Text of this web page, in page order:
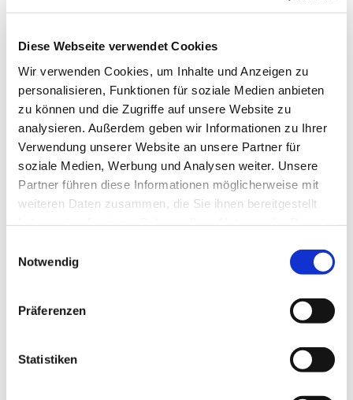
Diese Webseite verwendet Cookies
Wir verwenden Cookies, um Inhalte und Anzeigen zu
personalisieren, Funktionen für soziale Medien anbieten
zu können und die Zugriffe auf unsere Website zu
analysieren. Außerdem geben wir Informationen zu Ihrer
Verwendung unserer Website an unsere Partner für
soziale Medien, Werbung und Analysen weiter. Unsere
Partner führen diese Informationen möglicherweise mit
weiteren Daten zusammen, die Sie ihnen bereitgestellt
Notwendig
Präferenzen
Statistiken
Dies könnte Sie auch
interessieren